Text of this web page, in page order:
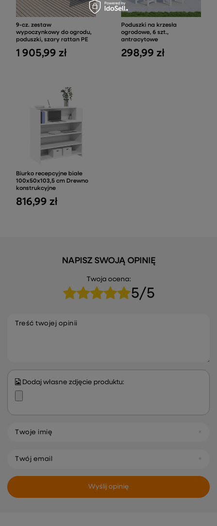
9-cz. zestaw
wypoczynkowy do ogrodu,
poduszki, szary rattan PE
1 905,99 zł
Poduszki na krzesła
ogrodowe, 6 szt.,
antracytowe
298,99 zł
Biurko recepcyjne białe
100x50x103,5 cm Drewno
konstrukcyjne
816,99 zł
NAPISZ SWOJĄ OPINIĘ
Twoja ocena:
5/5
Treść twojej opinii
Dodaj własne zdjęcie produktu:
Twoje imię
Twój email
Wyślij opinię